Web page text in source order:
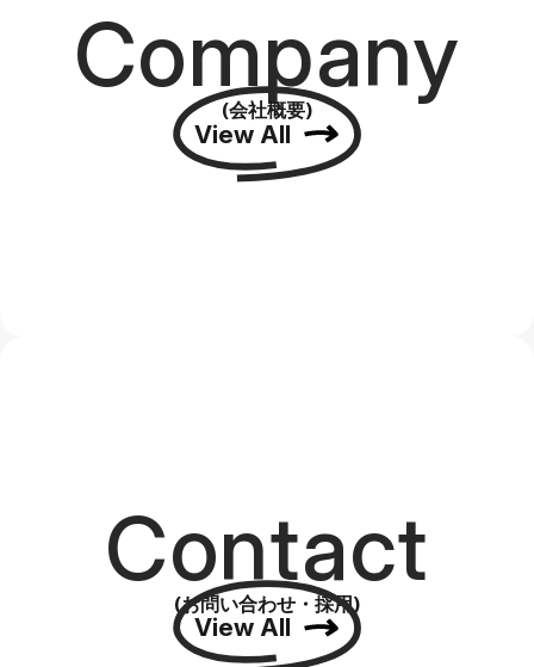
Company
(会社概要)
View All
Contact
(お問い合わせ・採用)
View All